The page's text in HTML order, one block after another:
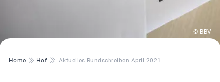
© BBV
Pfadnavigation
Home Hof Aktuelles Rundschreiben April 2021